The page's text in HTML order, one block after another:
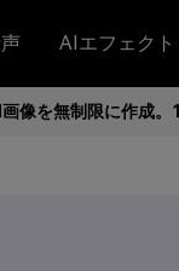
AIエフェクト
像を無制限に作成。